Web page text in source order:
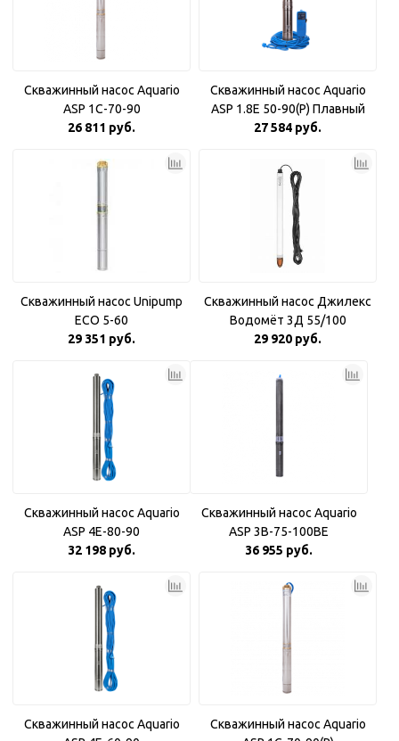
Скважинный насос Aquario
ASP 1С-70-90
26 811 руб.
Скважинный насос Aquario
ASP 1.8Е 50-90(P) Плавный
пуск
27 584 руб.
Скважинный насос Unipump
ECO 5-60
29 351 руб.
Скважинный насос Джилекс
Водомёт 3Д 55/100
29 920 руб.
Скважинный насос Aquario
ASP 4E-80-90
32 198 руб.
Скважинный насос Aquario
ASP 3B-75-100BE
36 955 руб.
Скважинный насос Aquario
Скважинный насос Aquario